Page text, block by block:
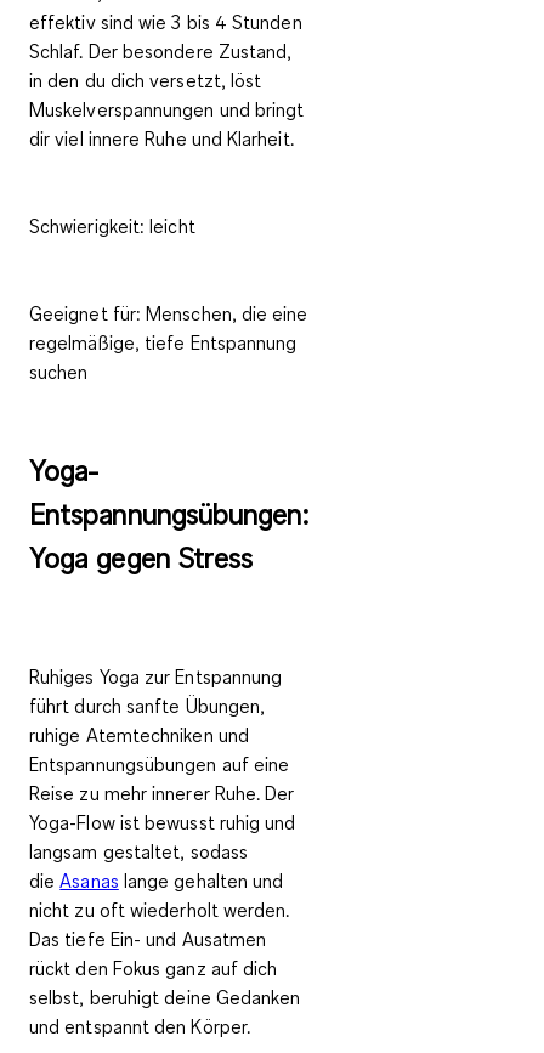
effektiv sind wie 3 bis 4 Stunden
Schlaf. Der besondere Zustand,
in den du dich versetzt,löst
Muskelverspannungen und bringt
dir viel innere Ruhe und Klarheit.
Schwierigkeit: leicht
Geeignet für: Menschen, die eine
regelmäßige, tiefe Entspannung
suchen
Yoga-
Entspannungsübungen:
Yoga gegen Stress
Ruhiges Yoga zur Entspannung
führt durch sanfte Übungen,
ruhige Atemtechniken und
Entspannungsübungen auf eine
Reise zu mehr innerer Ruhe. Der
Yoga-Flow ist bewusst ruhig und
langsam gestaltet, sodass
dieAsanas lange gehalten und
nicht zu oft wiederholt werden.
Das tiefe Ein- und Ausatmen
rückt den Fokus ganz auf dich
selbst, beruhigt deine Gedanken
und entspannt den Körper.